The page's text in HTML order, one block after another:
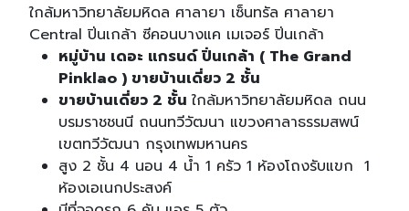
ใกล้มหาวิทยาลัยมหิดล ศาลายา เซ็นทรัล ศาลายา
Central ปิ่นเกล้า ซีคอนบางแค เมเจอร์ ปิ่นเกล้า
หมู่บ้าน เดอะ แกรนด์ ปิ่นเกล้า ( The Grand
Pinklao ) ขายบ้านเดี่ยว 2 ชั้น
ขายบ้านเดี่ยว 2 ชั้นใกล้มหาวิทยาลัยมหิดล ถนน
บรมราชชนนี ถนนทวีวัฒนา แขวงศาลาธรรมสพน์
เขตทวีวัฒนา กรุงเทพมหานคร
สูง 2 ชั้น 4 นอน 4 น้ำ 1 ครัว 1 ห้องโถงรับแขก 1
ห้องเอเนกประสงค์